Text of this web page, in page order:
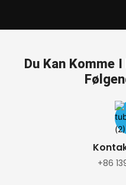
Du Kan Komme
+86